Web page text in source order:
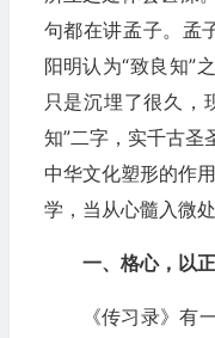
句都在讲孟子。孟
阳明认为“致良知”
只是沉埋了很久，
知”二字，实千古圣
中华文化塑形的作
学，当从心髓入微
一、格心，以
《传习录》有